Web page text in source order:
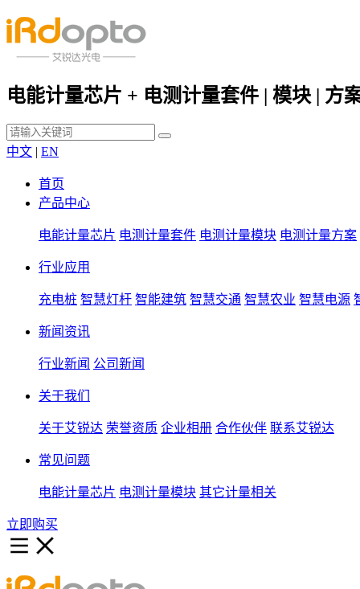
电能计量芯片 + 电测计量套件 | 模块 | 方
中文 | EN
首页
产品中心
电能计量芯片 电测计量套件 电测计量模块 电测计量方案
行业应用
充电桩 智慧灯杆 智能建筑 智慧交通 智慧农业 智慧电源
新闻资讯
行业新闻 公司新闻
关于我们
关于艾锐达 荣誉资质 企业相册 合作伙伴 联系艾锐达
常见问题
电能计量芯片 电测计量模块 其它计量相关
立即购买